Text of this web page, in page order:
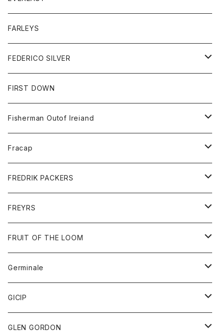
シャツ
セーター
ボトム
ショートパンツ
パンツ
レディース
コート
ジャケット
Tシャツ
ボトム
トップス
ジャケット
スエットシャツ
ボトム
スエットパンツ
グッズ
帽子
FARLEYS
FEDERICO SILVER
アクセサリー
FIRST DOWN
Fisherman Outof Ireiand
ニット
Fracap
グッズ
靴
FREDRIK PACKERS
アクセサリー
バッグ
FREYRS
サングラス
FRUIT OF THE LOOM
アウター
パーカー
グッズ
ネクタイ
トップス
Germinale
靴
サンダル
GICIP
トップス
GLEN GORDON